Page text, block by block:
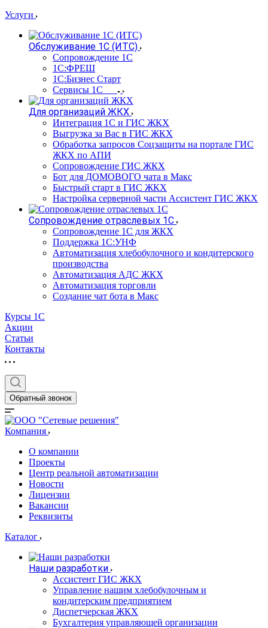
Услуги
Обслуживание 1С (ИТС)
Сопровождение 1С
1С:ФРЕШ
1С:Бизнес Старт
Сервисы 1С
Для организаций ЖКХ
Интеграция 1С и ГИС ЖКХ
Выгрузка за Вас в ГИС ЖКХ
Обработка запросов Соцзащиты на портале ГИС
ЖКХ по АПИ
Сопровождение ГИС ЖКХ
Бот для ДОМОВОГО чата в Макс
Быстрый старт в ГИС ЖКХ
Настройка серверной части Ассистент ГИС ЖКХ
Сопровождение отраслевых 1С
Сопровождение 1С для ЖКХ
Поддержка 1С:УНФ
Автоматизация хлебобулочного и кондитерского
производства
Автоматизация АДС ЖКХ
Автоматизация торговли
Создание чат бота в Макс
Курсы 1С
Акции
Статьи
Контакты
Обратный звонок
Компания
О компании
Проекты
Центр реальной автоматизации
Новости
Лицензии
Вакансии
Реквизиты
Каталог
Наши разработки
Ассистент ГИС ЖКХ
Управление нашим хлебобулочным и
кондитерским предприятием
Диспетчерская ЖКХ
Бухгалтерия управляющей организации